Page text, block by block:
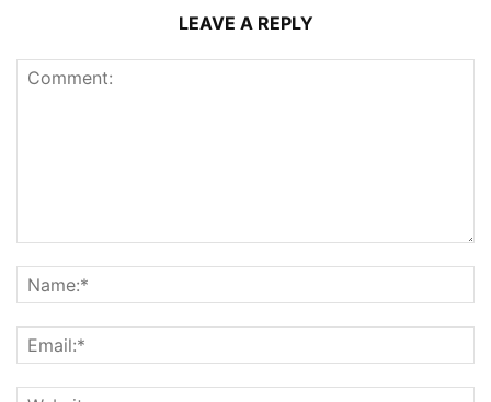
LEAVE A REPLY